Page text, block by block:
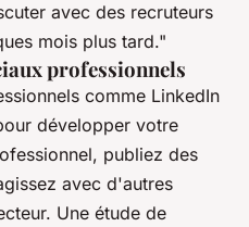
avec des recruteurs
mois plus tard."
professionnels
comme LinkedIn
développer votre
publiez des
avec d'autres
Une étude de